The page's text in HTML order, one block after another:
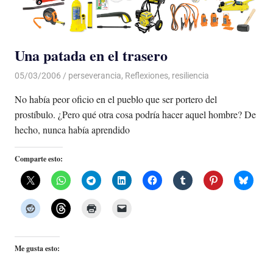
Una patada en el trasero
05/03/2006 Luis Castellanos
perseverancia, Reflexiones, resiliencia
No había peor oficio en el pueblo que ser portero del
prostíbulo. ¿Pero qué otra cosa podría hacer aquel hombre? De
hecho, nunca había aprendido
Comparte esto:
Me gusta esto: